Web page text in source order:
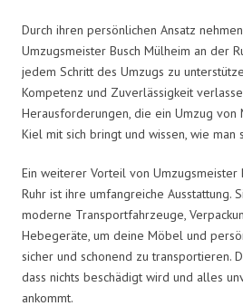
Durch ihren persönlichen Ansatz
Umzugsmeister Busch Mülheim an der
jedem Schritt des Umzugs zu
Kompetenz und Zuverlässigkeit
Herausforderungen, die ein Umzug von
Kiel mit sich bringt und wissen, wie man
Ein weiterer Vorteil von Umzugsmeister
Ruhr ist ihre umfangreiche Ausstattung.
moderne Transportfahrzeuge,
Hebegeräte, um deine Möbel und
sicher und schonend zu transportieren.
dass nichts beschädigt wird und alles
ankommt.